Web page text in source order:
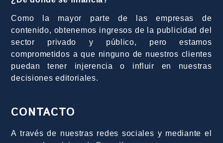
Como la mayor parte de las empresas de
contenido, obtenemos ingresos de la publicidad del
sector privado y público, pero estamos
comprometidos a que ninguno de nuestros clientes
puedan tener injerencia o influir en nuestras
decisiones editoriales.
CONTACTO
A través de nuestras redes sociales y mediante el